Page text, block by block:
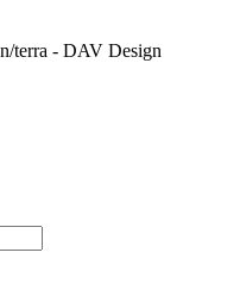
terra - DAV Design